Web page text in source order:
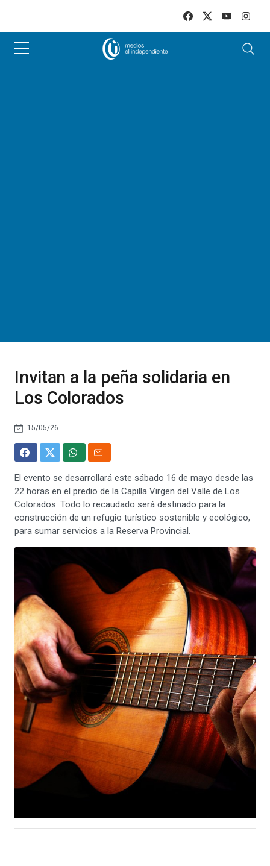
Invitan a la peña solidaria en
Los Colorados
15/05/26
El evento se desarrollará este sábado 16 de mayo desde las
22 horas en el predio de la Capilla Virgen del Valle de Los
Colorados. Todo lo recaudado será destinado para la
construcción de un refugio turístico sostenible y ecológico,
para sumar servicios a la Reserva Provincial.